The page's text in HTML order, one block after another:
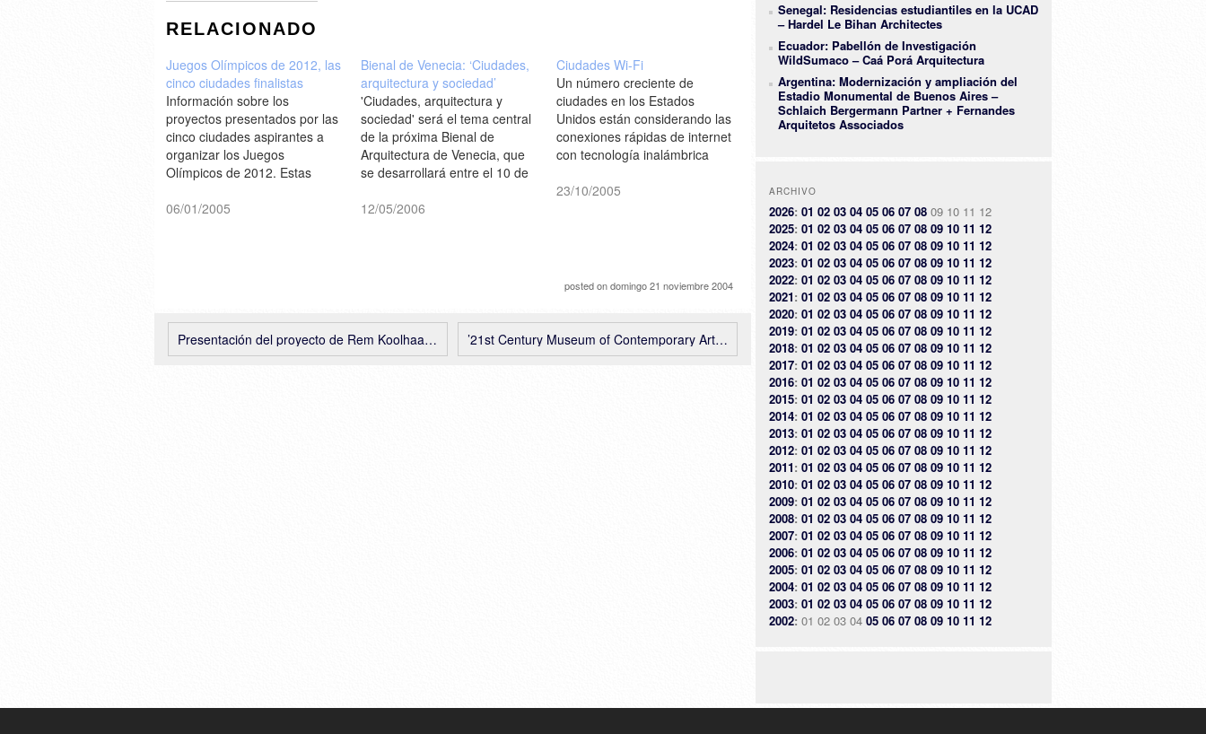
RELACIONADO
Juegos Olímpicos de 2012, las
cinco ciudades finalistas
Información sobre los
proyectos presentados por las
cinco ciudades aspirantes a
organizar los Juegos
Olímpicos de 2012. Estas
Londres, Nueva York y París
06/01/2005
Bienal de Venecia: ‘Ciudades,
arquitectura y sociedad’
'Ciudades, arquitectura y
sociedad' será el tema central
de la próxima Bienal de
Arquitectura de Venecia, que
se desarrollará entre el 10 de
noviembre de 2006
12/05/2006
Ciudades Wi-Fi
Un número creciente de
ciudades en los Estados
Unidos están considerando las
conexiones rápidas de internet
con tecnología inalámbrica
agua corriente o la luz
iniciativa [BBC]
23/10/2005
posted ondomingo 21 noviembre 2004
’21st Century Museum of Contemporary Art’, Kanazawa (Japón), Kazuyo Sejima + Ryue Nishizawa (SANAA)
Presentación del proyecto de Rem Koolhaas para el ‘Ex Mercati Generali’ en Roma
Senegal: Residencias estudiantiles en la UCAD
– Hardel Le Bihan Architectes
Ecuador: Pabellón de Investigación
WildSumaco – Caá Porá Arquitectura
Argentina: Modernización y ampliación del
Estadio Monumental de Buenos Aires –
Schlaich Bergermann Partner + Fernandes
Arquitetos Associados
ARCHIVO
2026: 01 02 03 04 05 06 07 08 09 10 11 12
2025: 01 02 03 04 05 06 07 08 09 10 11 12
2024: 01 02 03 04 05 06 07 08 09 10 11 12
2023: 01 02 03 04 05 06 07 08 09 10 11 12
2022: 01 02 03 04 05 06 07 08 09 10 11 12
2021: 01 02 03 04 05 06 07 08 09 10 11 12
2020: 01 02 03 04 05 06 07 08 09 10 11 12
2019: 01 02 03 04 05 06 07 08 09 10 11 12
2018: 01 02 03 04 05 06 07 08 09 10 11 12
2017: 01 02 03 04 05 06 07 08 09 10 11 12
2016: 01 02 03 04 05 06 07 08 09 10 11 12
2015: 01 02 03 04 05 06 07 08 09 10 11 12
2014: 01 02 03 04 05 06 07 08 09 10 11 12
2013: 01 02 03 04 05 06 07 08 09 10 11 12
2012: 01 02 03 04 05 06 07 08 09 10 11 12
2011: 01 02 03 04 05 06 07 08 09 10 11 12
2010: 01 02 03 04 05 06 07 08 09 10 11 12
2009: 01 02 03 04 05 06 07 08 09 10 11 12
2008: 01 02 03 04 05 06 07 08 09 10 11 12
2007: 01 02 03 04 05 06 07 08 09 10 11 12
2006: 01 02 03 04 05 06 07 08 09 10 11 12
2005: 01 02 03 04 05 06 07 08 09 10 11 12
2004: 01 02 03 04 05 06 07 08 09 10 11 12
2003: 01 02 03 04 05 06 07 08 09 10 11 12
2002: 01 02 03 04 05 06 07 08 09 10 11 12